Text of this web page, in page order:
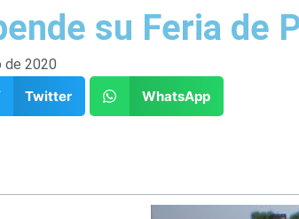
su Feria de
de 2020
Twitter WhatsApp